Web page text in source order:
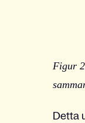
Figur
Detta